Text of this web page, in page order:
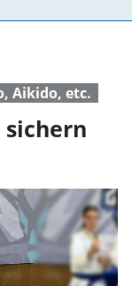
Aikido, etc.